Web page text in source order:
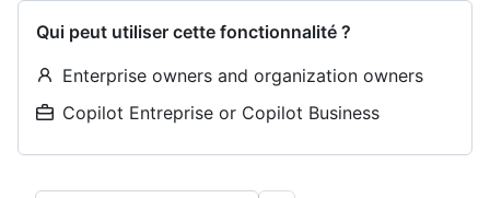
Qui peut utiliser cette fonctionnalité ?
Enterprise owners and organization owners
Copilot Entreprise or Copilot Business